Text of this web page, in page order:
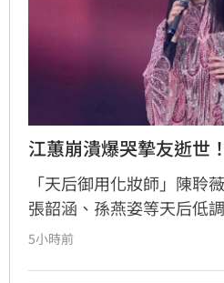
江蕙崩潰爆哭摯友逝世
「天后御用化妝師」陳聆
張韶涵、孫燕姿等天后低
在國外無法出席，委託經
5小時前